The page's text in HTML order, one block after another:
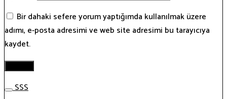
Bir dahaki sefere yorum yaptığımda kullanılmak üzere
adımı, e-posta adresimi ve web site adresimi bu tarayıcıya
kaydet.
SSS